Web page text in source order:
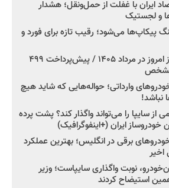
ایران با غفلت از حمل‌ونقل؛ هشدار
و لجستیک
پیکاپ‌ها می‌شود؛ رقیب تازه برای فورد و
فروش کوییک اس از امروز در مرداد ۱۴۰۵ / پیش‌پرداخت ۴۹۹
خودروهای وارداتی؛ حواله‌هایی که شاید هیچ
سایپا را می‌تواند واگذار کند؟ پشت پرده
ایران (+اینفوگرافیک)
برقی در انگلیس؛ بهترین عملکرد
نوبت واگذاری سایپاست؛ وزیر
استیضاح کردند